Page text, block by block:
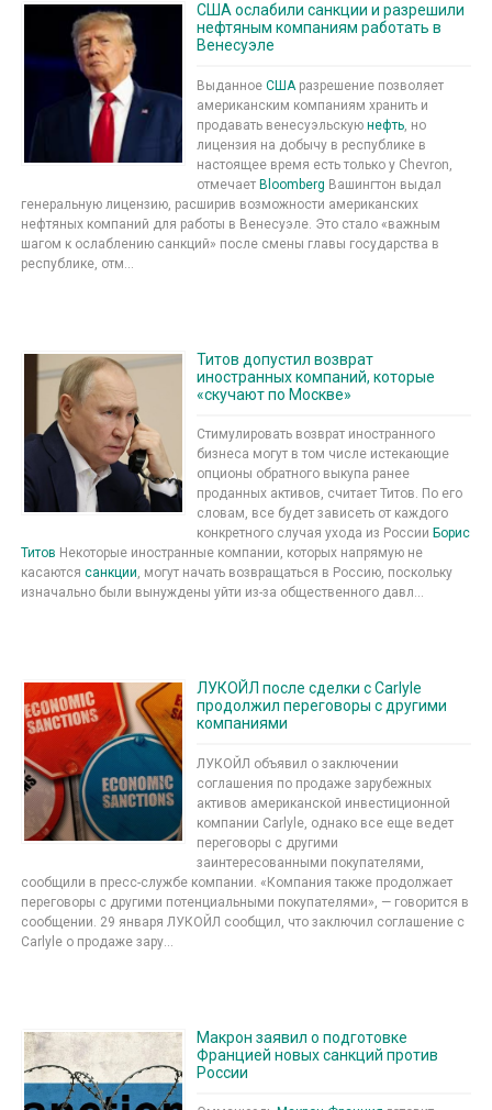
США ослабили санкции и разрешили
нефтяным компаниям работать в
Венесуэле
Выданное СШАразрешение позволяет
американским компаниям хранить и
продавать венесуэльскую нефть, но
лицензия на добычу в республике в
настоящее время есть только у Chevron,
отмечает Bloomberg Вашингтон выдал
генеральную лицензию, расширив возможности американских
нефтяных компаний для работы в Венесуэле. Это стало «важным
шагом к ослаблению санкций» после смены главы государства в
республике, отм...
Титов допустил возврат
иностранных компаний, которые
«скучают по Москве»
Стимулировать возврат иностранного
бизнеса могут в том числе истекающие
опционы обратного выкупа ранее
проданных активов, считает Титов. По его
словам, все будет зависеть от каждого
конкретного случая ухода из России Борис
Титов Некоторые иностранные компании, которых напрямую не
касаются санкции, могут начать возвращаться в Россию, поскольку
изначально были вынуждены уйти из-за общественного давл...
ЛУКОЙЛ после сделки с Carlyle
продолжил переговоры с другими
компаниями
ЛУКОЙЛ объявил о заключении
соглашения по продаже зарубежных
активов американской инвестиционной
компании Carlyle, однако все еще ведет
переговоры с другими
заинтересованными покупателями,
сообщили в пресс-службе компании. «Компания также продолжает
переговоры с другими потенциальными покупателями», — говорится в
сообщении. 29 января ЛУКОЙЛ сообщил, что заключил соглашение с
Carlyle о продаже зару...
Макрон заявил о подготовке
Францией новых санкций против
России